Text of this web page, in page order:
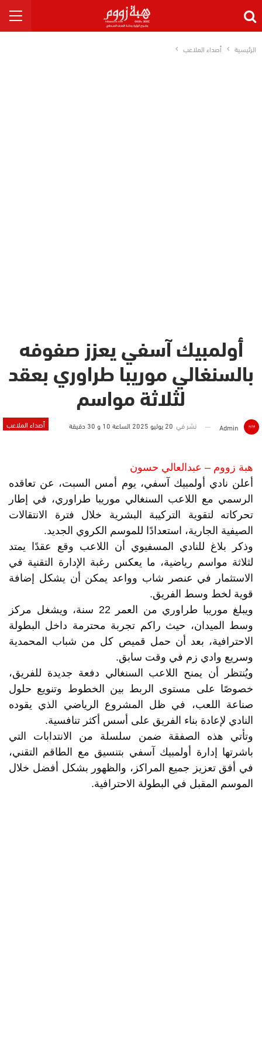
الرئيسية أصداء الملاعب
أولمبيك آسفي يعزز صفوفه
بالسنغالي موريبا طراوري بعقد
لثلاثة مواسم
أصداء الملاعب Admin نشر في 20 يوليو 2025 الساعة 10 و 30 دقيقة
هبة زووم – عبدالعالي حسون
أعلن نادي أولمبيك آسفي، يوم أمس السبت، عن تعاقده
الرسمي مع اللاعب السنغالي موريبا طراوري، في إطار
تحركاته لتقوية التركيبة البشرية خلال فترة الانتقالات
الصيفية الجارية، استعدادًا للموسم الكروي الجديد.
وذكر بلاغ للنادي المسفيوي أن اللاعب وقع عقدًا يمتد
لثلاثة مواسم رياضية، ما يعكس رغبة الإدارة التقنية في
الاستثمار في عنصر شاب وواعد يمكن أن يشكل إضافة
قوية لخط وسط الفريق.
ويبلغ موريبا طراوري من العمر 22 سنة، ويشغل مركز
وسط الميدان، حيث راكم تجربة محترمة داخل البطولة
الاحترافية، بعد أن حمل قميص كل من شباب المحمدية
وسريع وادي زم في وقت سابق.
ويُنتظر أن يمنح اللاعب السنغالي دفعة جديدة للفريق،
خصوصًا على مستوى الربط بين الخطوط وتنويع حلول
صناعة اللعب، في ظل المشروع الرياضي الذي يقوده
النادي لإعادة بناء الفريق على أسس أكثر تنافسية.
وتأتي هذه الصفقة ضمن سلسلة من الانتدابات التي
باشرتها إدارة أولمبيك آسفي بتنسيق مع الطاقم التقني،
في أفق تعزيز جميع المراكز، والظهور بشكل أفضل خلال
الموسم المقبل في البطولة الاحترافية.